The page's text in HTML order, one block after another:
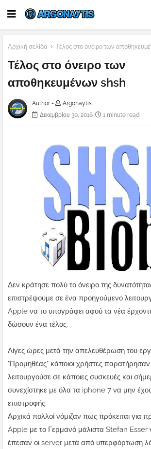
Αρχική σελίδα Τέλος στο όνειρο των
Τέλος στο όνειρο των
αποθηκευμένων shsh
Author -
Argonaytis
Δεκεμβρίου 30, 2016
1 minute read
Δεν κράτησε πολύ το όνειρο της
επιστρέψουμε σε ένα προηγούμενο
Apple να το υπογράφει αφού τα νέα
δώσουν ένα τέλος.
Λίγες ώρες μετά την απελευθέρωση του
"Προμηθέας" κάποιοι χρήστες
λειτουργούσε σε κάποιες συσκευές και
συνεχίστηκε με όλα τα iphone 7 να μην
επιστροφής.
Αρχικά πολλοί νόμιζαν πως πρόκειται για
Apple με το Γερμανό μάλιστα Stefan Esser
έπεσαν οι server μετά από υπερφόρτωση